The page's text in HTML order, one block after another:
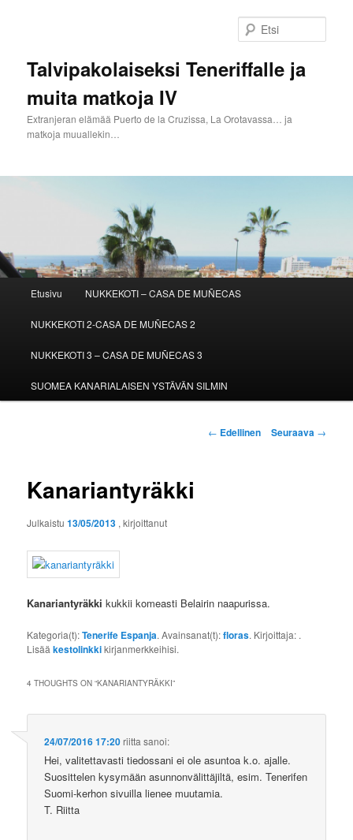
Talvipakolaiseksi Teneriffalle ja
muita matkoja IV
Extranjeran elämää Puerto de la Cruzissa, La Orotavassa… ja
matkoja muuallekin…
Etusivu NUKKEKOTI – CASA DE MUÑECAS
NUKKEKOTI 2-CASA DE MUÑECAS 2
NUKKEKOTI 3 – CASA DE MUÑECAS 3
SUOMEA KANARIALAISEN YSTÄVÄN SILMIN
Artikkelien
← Edellinen Seuraava →
Kanariantyräkki
Julkaistu13/05/2013 , kirjoittanut
Kanariantyräkki kukkii komeasti Belairin naapurissa.
Kategoria(t):Tenerife Espanja. Avainsanat(t):floras. Kirjoittaja: .
Lisääkestolinkkikirjanmerkkeihisi.
4 THOUGHTS ON “KANARIANTYRÄKKI”
24/07/2016 17:20riitta sanoi:
Hei, valitettavasti tiedossani ei ole asuntoa k.o. ajalle.
Suosittelen kysymään asunnonvälittäjiltä, esim. Tenerifen
Suomi-kerhon sivuilla lienee muutamia.
T. Riitta